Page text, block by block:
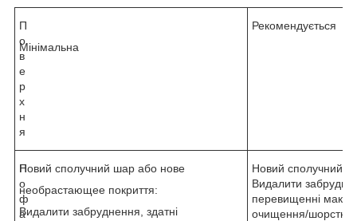
П
о
в
е
р
х
н
я
Мінімальна
Рекомендується
П
о
ф
а
Новий сполучний шар або нове
необрастающее покриття:
Видалити забруднення, здатні
Новий сполучний
Видалити
перевищенні
очищення/